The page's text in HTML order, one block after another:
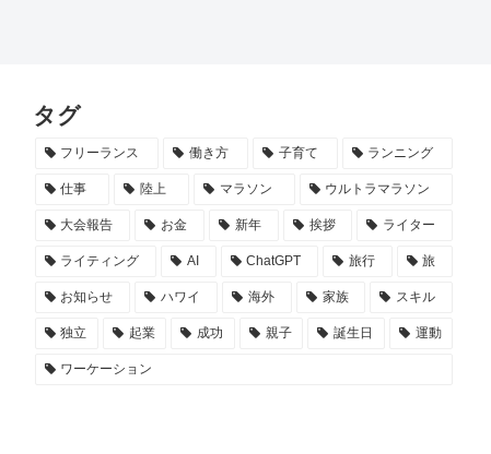
タグ
フリーランス 働き方 子育て ランニング
仕事 陸上 マラソン ウルトラマラソン
大会報告 お金 新年 挨拶 ライター
ライティング AI ChatGPT 旅行 旅
お知らせ ハワイ 海外 家族 スキル
独立 起業 成功 親子 誕生日 運動
ワーケーション